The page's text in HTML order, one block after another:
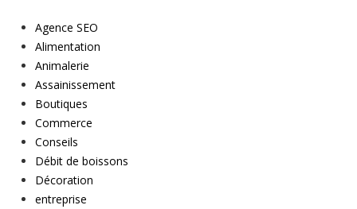
Agence SEO
Alimentation
Animalerie
Assainissement
Boutiques
Commerce
Conseils
Débit de boissons
Décoration
entreprise